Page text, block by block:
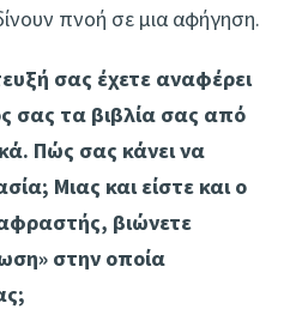
πνοή σε μια αφήγηση.
σας έχετε αναφέρει
σας τα βιβλία σας από
Πώς σας κάνει να
Μιας και είστε και ο
βιώνετε
στην οποία